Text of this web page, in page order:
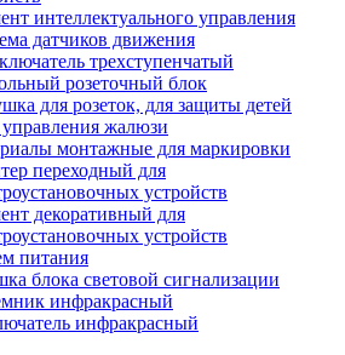
интеллектуального управления
датчиков движения
трехступенчатый
розеточный блок
для розеток, для защиты детей
жалюзи
монтажные для маркировки
переходный для
устройств
декоративный для
устройств
питания
блока световой сигнализации
инфракрасный
инфракрасный